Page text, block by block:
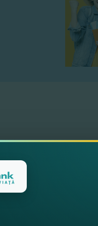
Visa FinComBank îţi aduce
garantat